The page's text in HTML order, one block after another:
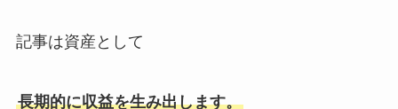
記事は資産として
長期的に収益を生み出します。